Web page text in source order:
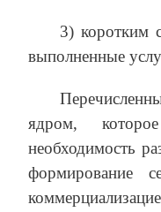
3) коротким
выполненные
ядром,
необходимость
формирование